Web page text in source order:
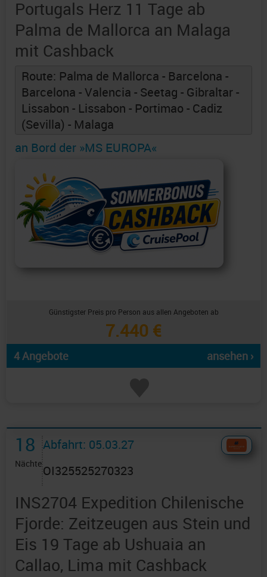
Portugals Herz 11 Tage ab
Palma de Mallorca an Malaga
mit Cashback
Route: Palma de Mallorca - Barcelona -
Barcelona - Valencia - Seetag - Gibraltar -
Lissabon - Lissabon - Portimao - Cadiz
(Sevilla) - Malaga
an Bord der »MS EUROPA«
Günstigster Preis pro Person aus allen Angeboten ab
7.440 €
4 Angebote ansehen ›
18
Nächte
Abfahrt: 05.03.27
OI325525270323
INS2704 Expedition Chilenische
Fjorde: Zeitzeugen aus Stein und
Eis 19 Tage ab Ushuaia an
Callao, Lima mit Cashback